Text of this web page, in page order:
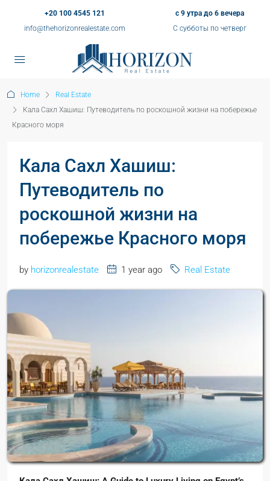
+20 100 4545 121
info@thehorizonrealestate.com
с 9 утра до 6 вечера
С субботы по четверг
Home
Real Estate
Кала Сахл Хашиш: Путеводитель по роскошной жизни на побережье
Красного моря
Кала Сахл Хашиш:
Путеводитель по
роскошной жизни на
побережье Красного моря
by horizonrealestate 1 year ago Real Estate